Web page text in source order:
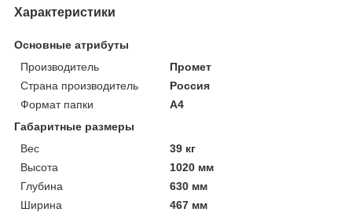
Характеристики
Основные атрибуты
Производитель
Промет
Страна производитель
Россия
Формат папки
А4
Габаритные размеры
Вес
39 кг
Высота
1020 мм
Глубина
630 мм
Ширина
467 мм